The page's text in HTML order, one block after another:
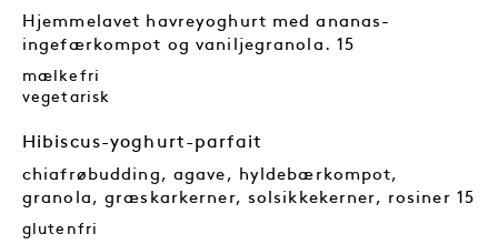
Hjemmelavet havreyoghurt med ananas-
ingefærkompot og vaniljegranola. 15
mælkefri
vegetarisk
Hibiscus-yoghurt-parfait
chiafrøbudding, agave, hyldebærkompot,
granola, græskarkerner, solsikkekerner, rosiner 15
glutenfri